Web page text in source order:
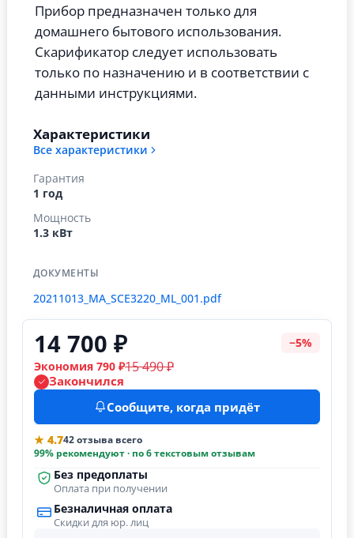
Прибор предназначен только для
домашнего бытового использования.
Скарификатор следует использовать
только по назначению и в соответствии с
данными инструкциями.
Характеристики
Все характеристики
Гарантия
1 год
Мощность
1.3 кВт
ДОКУМЕНТЫ
20211013_MA_SCE3220_ML_001.pdf
14 700 ₽ −5%
15 490 ₽
Экономия 790 ₽
Закончился
Сообщите, когда придёт
★ 4.742 отзыва всего
99% рекомендуют · по 6 текстовым отзывам
Без предоплаты
Оплата при получении
Безналичная оплата
Скидки для юр. лиц